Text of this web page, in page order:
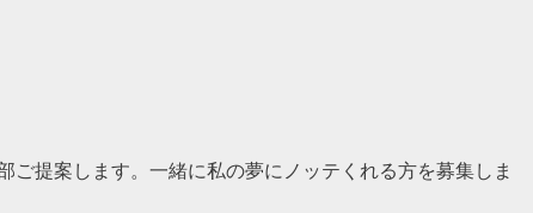
ご提案します。一緒に私の夢にノッテくれる方を募集しま